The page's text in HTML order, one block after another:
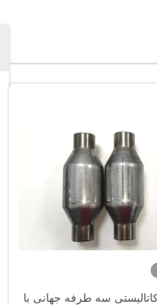
سه طرفه جهانی با